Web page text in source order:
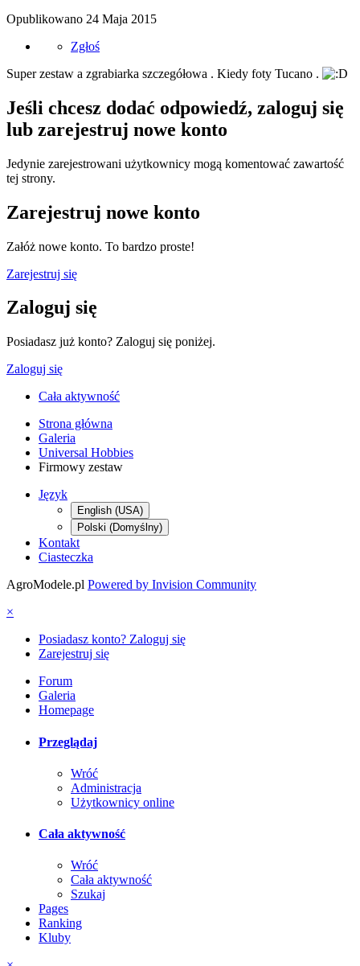
Opublikowano 24 Maja 2015
Zgłoś
Super zestaw a zgrabiarka szczegółowa . Kiedy foty Tucano .
Jeśli chcesz dodać odpowiedź, zaloguj się
lub zarejestruj nowe konto
Jedynie zarejestrowani użytkownicy mogą komentować zawartość
tej strony.
Zarejestruj nowe konto
Załóż nowe konto. To bardzo proste!
Zarejestruj się
Zaloguj się
Posiadasz już konto? Zaloguj się poniżej.
Zaloguj się
Cała aktywność
Strona główna
Galeria
Universal Hobbies
Firmowy zestaw
Język
English (USA)
Polski (Domyślny)
Kontakt
Ciasteczka
AgroModele.pl Powered by Invision Community
×
Posiadasz konto? Zaloguj się
Zarejestruj się
Forum
Galeria
Homepage
Przeglądaj
Wróć
Administracja
Użytkownicy online
Cała aktywność
Wróć
Cała aktywność
Szukaj
Pages
Ranking
Kluby